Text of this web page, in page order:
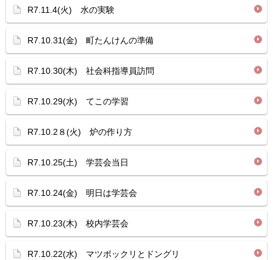
R7.11.4(火) 水の実験
R7.10.31(金) 町たんけんの準備
R7.10.30(木) 社会科指導員訪問
R7.10.29(水) てこの学習
R7.10.2８(火) 炉の作り方
R7.10.25(土) 学芸会当日
R7.10.24(金) 明日は学芸会
R7.10.23(木) 校内学芸会
R7.10.22(水) マツボックリとドングリ